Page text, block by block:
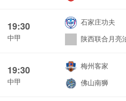
19:30
中甲
石家庄功夫
陕西联合月亮
19:30
中甲
梅州客家
佛山南狮